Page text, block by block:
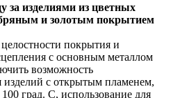
за изделиями из цветных
и золотым покрытием
покрытия и
с основным металлом
возможность
изделий с открытым пламенем,
град. С, использование для